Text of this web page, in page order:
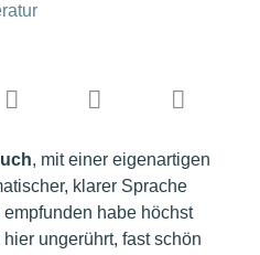
, mit einer eigenartigen
klarer Sprache
habe höchst
ungerührt, fast schön